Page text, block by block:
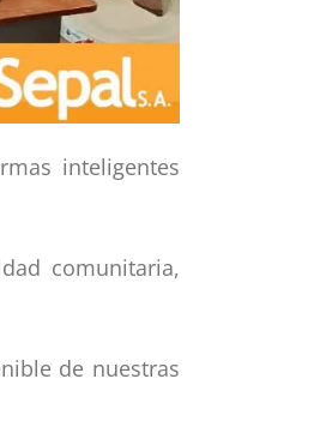
inteligentes
comunitaria,
de nuestras